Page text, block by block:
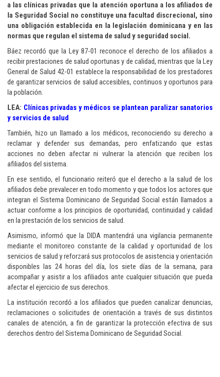
a las clínicas privadas que la atención oportuna a los afiliados de
la Seguridad Social no constituye una facultad discrecional, sino
una obligación establecida en la legislación dominicana y en las
normas que regulan el sistema de salud y seguridad social.
Báez recordó que la Ley 87-01 reconoce el derecho de los afiliados a
recibir prestaciones de salud oportunas y de calidad, mientras que la Ley
General de Salud 42-01 establece la responsabilidad de los prestadores
de garantizar servicios de salud accesibles, continuos y oportunos para
la población.
LEA: Clínicas privadas y médicos se plantean paralizar sanatorios
y servicios de salud
También, hizo un llamado a los médicos, reconociendo su derecho a
reclamar y defender sus demandas, pero enfatizando que estas
acciones no deben afectar ni vulnerar la atención que reciben los
afiliados del sistema.
En ese sentido, el funcionario reiteró que el derecho a la salud de los
afiliados debe prevalecer en todo momento y que todos los actores que
integran el Sistema Dominicano de Seguridad Social están llamados a
actuar conforme a los principios de oportunidad, continuidad y calidad
en la prestación de los servicios de salud.
Asimismo, informó que la DIDA mantendrá una vigilancia permanente
mediante el monitoreo constante de la calidad y oportunidad de los
servicios de salud y reforzará sus protocolos de asistencia y orientación
disponibles las 24 horas del día, los siete días de la semana, para
acompañar y asistir a los afiliados ante cualquier situación que pueda
afectar el ejercicio de sus derechos.
La institución recordó a los afiliados que pueden canalizar denuncias,
reclamaciones o solicitudes de orientación a través de sus distintos
canales de atención, a fin de garantizar la protección efectiva de sus
derechos dentro del Sistema Dominicano de Seguridad Social.